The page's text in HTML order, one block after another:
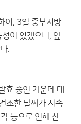
여, 3일 중부지방
이 있겠으니, 앞
.
효 중인 가운데 대
조한 날씨가 지속
등으로 인해 산